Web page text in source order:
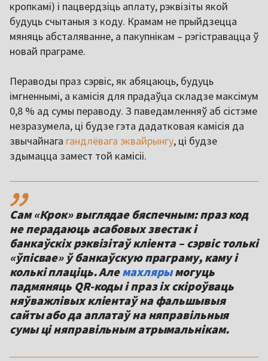
кропкамі) і пацвердзіць аплату, рэквізіты якой
будуць счытаныя з коду. Крамам не прыйдзецца
мяняць абсталяванне, а пакупнікам – рэгістравацца ў
новай праграме.
Пераводы праз сэрвіс, як абяцаюць, будуць
імгненнымі, а камісія для прадаўца складзе максімум
0,8 % ад сумы пераводу. З паведамленняў аб сістэме
незразумела, ці будзе гэта дадатковая камісія да
звычайнага гандлёвага эквайрынгу, ці будзе
здымацца замест той камісіі.
,,
Сам «Крок» выглядае бяспечным: праз код
не перадаюць асабовых звестак і
банкаўскіх рэквізітаў кліента – сэрвіс толькі
«ўпісвае» ў банкаўскую праграму, каму і
колькі плаціць. Алемахлярымогуць
падмяняць QR-коды і праз іх скіроўваць
няўважлівых кліентаў на фальшывыя
сайты або да аплатаў на няправільныя
сумы ці няправільным атрымальнікам.